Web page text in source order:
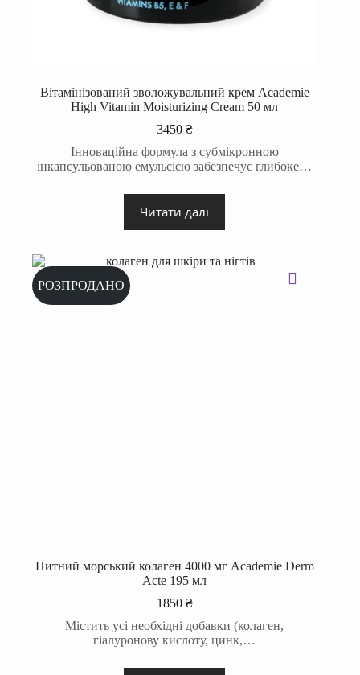
Вітамінізований зволожувальний крем Academie
High Vitamin Moisturizing Cream 50 мл
3450 ₴
Інноваційна формула з субмікронною
інкапсульованою емульсією забезпечує глибоке…
Читати далі
РОЗПРОДАНО
Питний морський колаген 4000 мг Academie Derm
Acte 195 мл
1850 ₴
Містить усі необхідні добавки (колаген,
гіалуронову кислоту, цинк,…